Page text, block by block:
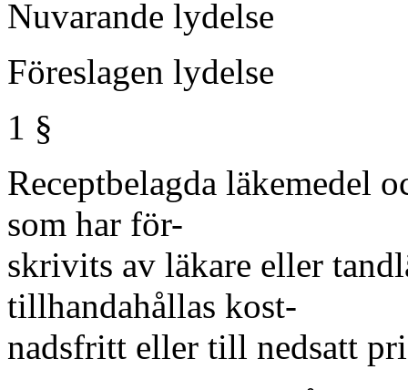
Nuvarande lydelse
Föreslagen lydelse
1 §
Receptbelagda läkemedel
som har för-
skrivits av läkare eller
tillhandahållas kost-
nadsfritt eller till nedsatt